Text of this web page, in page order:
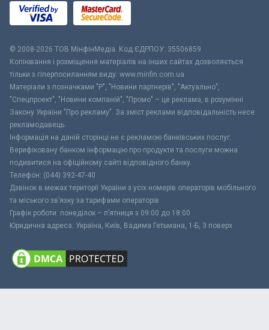
© 2008-2026 ТОВ МiнфiнМедiа. Код ЄДРПОУ: 35506859
Копіювання і розміщення матеріалів на інших сайтах дозволяється
тільки з гіперпосиланням виду: www.minfin.com.ua
Матеріали з позначками "Р", "Новини партнерів", "Актуально",
"Спецпроект", "Новини компаній", "Промо" – це реклама, в розумінні
Закону України "Про рекламу". За зміст реклами відповідальність несе
рекламодавець.
Інформація на даній сторінці не є рекламою банківських послуг.
Верифіковану банком інформацію про продукти та послуги можна
подивитися на офіційному сайті відповідного банку.
Телефон: (044) 392-47-40
Дзвінок в межах території України з усіх номерів операторів мобільного
та міського зв’язку за тарифами операторів
Графік роботи: понеділок – п’ятниця з 09:00 до 18:00
Юридична адреса: Україна, Київ, Вадима Гетьмана, 1-Б, 3 поверх